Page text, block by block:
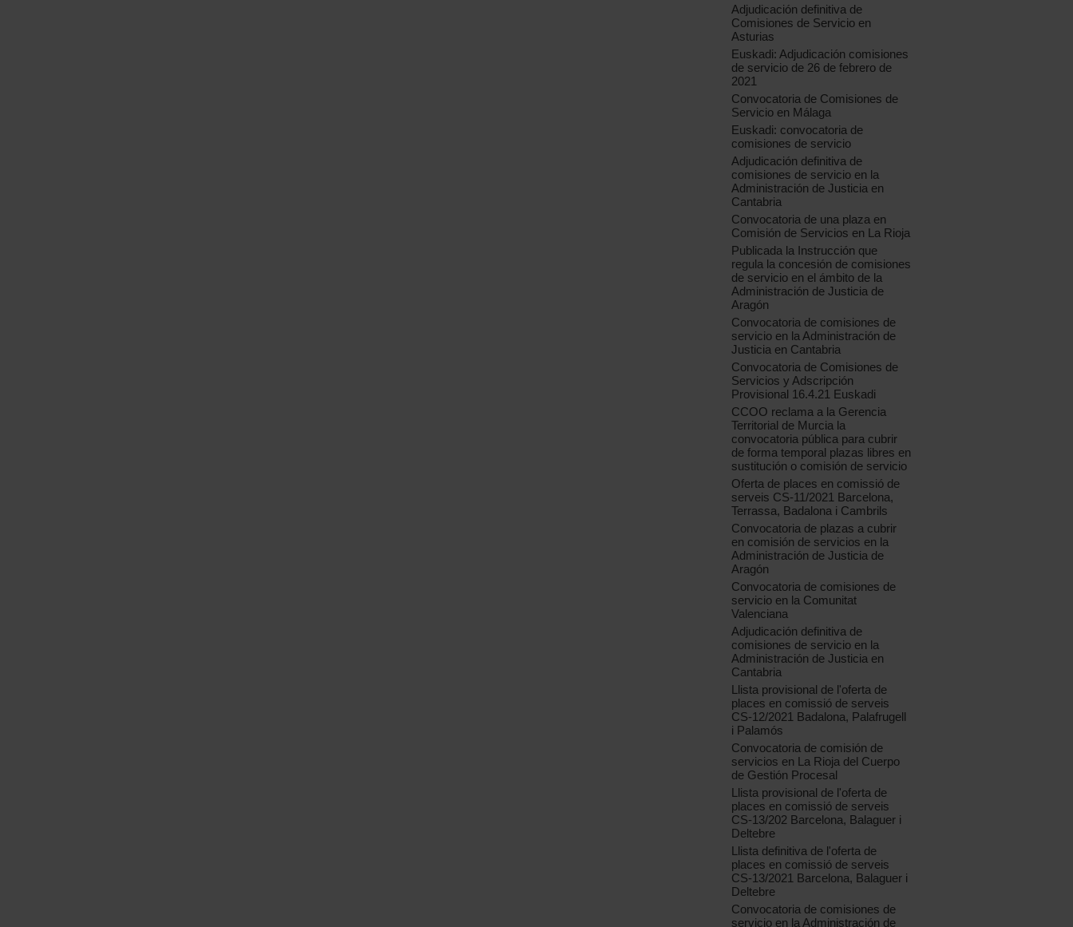
Adjudicación definitiva de
Comisiones de Servicio en
Asturias
Euskadi: Adjudicación comisiones
de servicio de 26 de febrero de
2021
Convocatoria de Comisiones de
Servicio en Málaga
Euskadi: convocatoria de
comisiones de servicio
Adjudicación definitiva de
comisiones de servicio en la
Administración de Justicia en
Cantabria
Convocatoria de una plaza en
Comisión de Servicios en La Rioja
Publicada la Instrucción que
regula la concesión de comisiones
de servicio en el ámbito de la
Administración de Justicia de
Aragón
Convocatoria de comisiones de
servicio en la Administración de
Justicia en Cantabria
Convocatoria de Comisiones de
Servicios y Adscripción
Provisional 16.4.21 Euskadi
CCOO reclama a la Gerencia
Territorial de Murcia la
convocatoria pública para cubrir
de forma temporal plazas libres en
sustitución o comisión de servicio
Oferta de places en comissió de
serveis CS-11/2021 Barcelona,
Terrassa, Badalona i Cambrils
Convocatoria de plazas a cubrir
en comisión de servicios en la
Administración de Justicia de
Aragón
Convocatoria de comisiones de
servicio en la Comunitat
Valenciana
Adjudicación definitiva de
comisiones de servicio en la
Administración de Justicia en
Cantabria
Llista provisional de l'oferta de
places en comissió de serveis
CS-12/2021 Badalona, Palafrugell
i Palamós
Convocatoria de comisión de
servicios en La Rioja del Cuerpo
de Gestión Procesal
Llista provisional de l'oferta de
places en comissió de serveis
CS-13/202 Barcelona, Balaguer i
Deltebre
Llista definitiva de l'oferta de
places en comissió de serveis
CS-13/2021 Barcelona, Balaguer i
Deltebre
Convocatoria de comisiones de
servicio en la Administración de